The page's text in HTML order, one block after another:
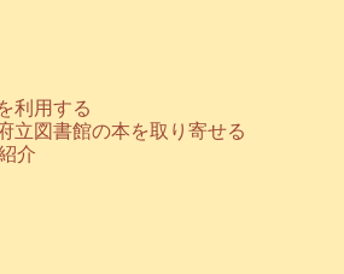
利用する
立図書館の本を取り寄せる
介